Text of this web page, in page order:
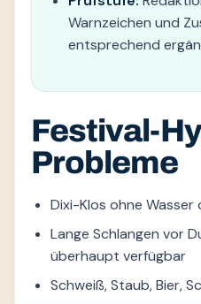
Warnzeichen und
entsprechend
Festival-
Probleme
Dixi-Klos ohne
Lange Schlangen vor
überhaupt verfügbar
Schweiß, Staub, Bier,